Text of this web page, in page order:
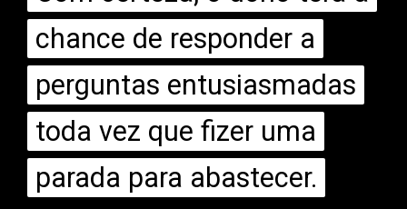
chance de responder a
perguntas entusiasmadas
toda vez que fizer uma
parada para abastecer.
chance de responder a
perguntas entusiasmadas
toda vez que fizer uma
parada para abastecer.